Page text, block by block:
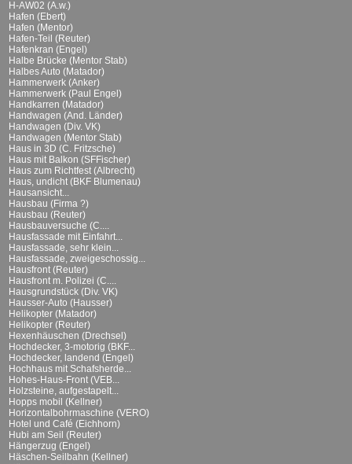
H-AW02 (A.w.)
Hafen (Ebert)
Hafen (Mentor)
Hafen-Teil (Reuter)
Hafenkran (Engel)
Halbe Brücke (Mentor Stab)
Halbes Auto (Matador)
Hammerwerk (Anker)
Hammerwerk (Paul Engel)
Handkarren (Matador)
Handwagen (And. Länder)
Handwagen (Div. VK)
Handwagen (Mentor Stab)
Haus in 3D (C. Fritzsche)
Haus mit Balkon (SFFischer)
Haus zum Richtfest (Albrecht)
Haus, undicht (BKF Blumenau)
Hausansicht...
Hausbau (Firma ?)
Hausbau (Reuter)
Hausbauversuche (C....
Hausfassade mit Einfahrt...
Hausfassade, sehr klein...
Hausfassade, zweigeschossig...
Hausfront (Reuter)
Hausfront m. Polizei (C....
Hausgrundstück (Div. VK)
Hausser-Auto (Hausser)
Helikopter (Matador)
Helikopter (Reuter)
Hexenhäuschen (Drechsel)
Hochdecker, 3-motorig (BKF...
Hochdecker, landend (Engel)
Hochhaus mit Schafsherde...
Hohes-Haus-Front (VEB...
Holzsteine, aufgestapelt...
Hopps mobil (Kellner)
Horizontalbohrmaschine (VERO)
Hotel und Café (Eichhorn)
Hubi am Seil (Reuter)
Hängerzug (Engel)
Häschen-Seilbahn (Kellner)